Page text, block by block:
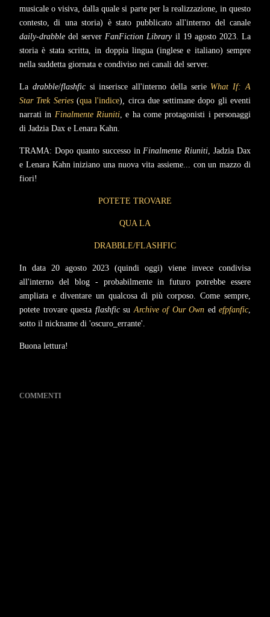
musicale o visiva, dalla quale si parte per la realizzazione, in questo
contesto, di una storia) è stato pubblicato all'interno del canale
daily-drabble del server FanFiction Libraryil 19 agosto 2023. La
storia è stata scritta, in doppia lingua (inglese e italiano) sempre
nella suddetta giornata e condiviso nei canali del server.
La drabble/flashficsi inserisce all'interno della serie What If: A
Star Trek Series(qua l'indice)
circa due settimane dopo gli eventi
narrati in Finalmente Riuniti , e ha come protagonisti i personaggi
di Jadzia Dax e Lenara Kahn.
TRAMA: Dopo quanto successo in Finalmente Riuniti , Jadzia Dax
e Lenara Kahn iniziano una nuova vita assieme... con un mazzo di
fiori!
POTETE TROVARE
QUA LA
DRABBLE/FLASHFIC
In data 20 agosto 2023 (quindi oggi) viene invece condivisa
all'interno del blog - probabilmente in futuro potrebbe essere
ampliata e diventare un qualcosa di più corposo. Come sempre,
potete trovare questa flashficsu Archive of Our Own ed efpfanfic
sotto il nickname di 'oscuro_errante'.
Buona lettura!
COMMENTI